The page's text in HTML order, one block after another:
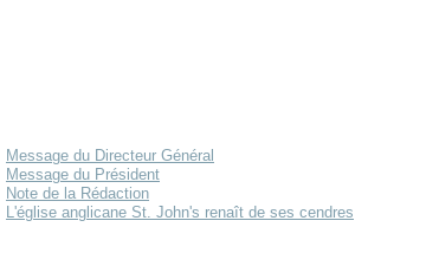
Message du Directeur Général
Message du Président
Note de la Rédaction
L'église anglicane St. John's renaît de ses cendres